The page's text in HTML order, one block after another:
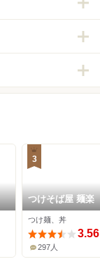
3
つけそば屋 麺楽
つけ麺、丼
3.56
297人